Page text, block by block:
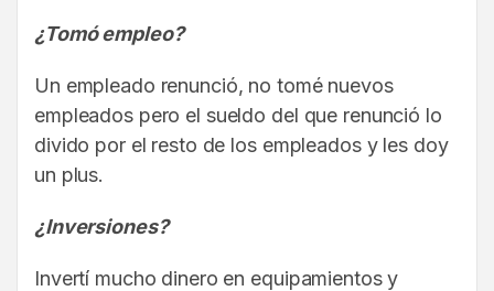
¿Tomó empleo?
Un empleado renunció, no tomé nuevos
empleados pero el sueldo del que renunció lo
divido por el resto de los empleados y les doy
un plus.
¿Inversiones?
Invertí mucho dinero en equipamientos y